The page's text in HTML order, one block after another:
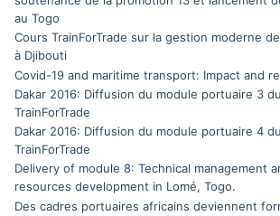
au Togo
Cours TrainForTrade sur la gestion moderne
à Djibouti
Covid-19 and maritime transport: Impact and
Dakar 2016: Diffusion du module portuaire 3
TrainForTrade
Dakar 2016: Diffusion du module portuaire 4
TrainForTrade
Delivery of module 8: Technical management
resources development in Lomé, Togo.
Des cadres portuaires africains deviennent